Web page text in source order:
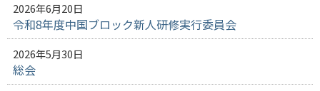
2026年6月20日
令和8年度中国ブロック新人研修実行委員会
2026年5月30日
総会